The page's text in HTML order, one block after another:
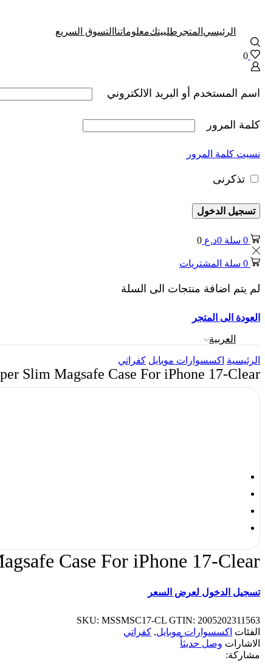
الرئيسي المتجر طلبيتكمعلوماتنا التسوق السريع
0
اسم المستخدم أو البريد الالكتروني
كلمة المرور
نسيت كلمة المرور
تذكرنى
تسجيل الدخول
0 سلة 0د.ع 0
0 سلة المشتريات
لم يتم اضافة منتجات الى السلة
العودة الى المتجر
العربية
الرئيسية اكسسوارات موبايل كفراتي
Slim Magsafe Case For iPhone 17-Clear
Case For iPhone 17-Clear
تسجيل الدخول لعرض السعر
SKU: MSSMSC17-CL GTIN: 2005202311563
الفئات اكسسوارات موبايل, كفراتي
الاشارات وصل حديثاً
مشاركة: